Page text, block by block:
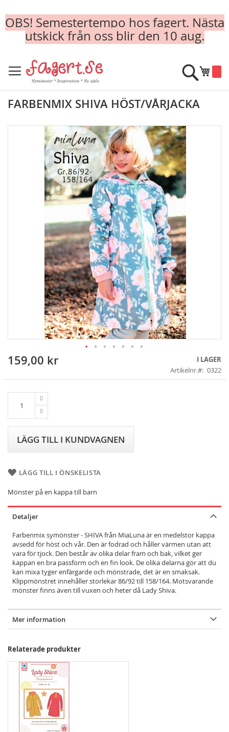
OBS! Semestertempo hos fagert. Nästa
utskick från oss blir den 10 aug.
to
Content
Min
Sök
FARBENMIX SHIVA HÖST/VÅRJACKA
Skip
the
159,00 kr
I LAGER
Artikelnr.
0322
LÄGG TILL I KUNDVAGNEN
LÄGG TILL I ÖNSKELISTA
Mönster på en kappa till barn
Detaljer
Farbenmix symönster - SHIVA från MiaLuna är en medelstor kappa
avsedd för höst och vår. Den är fodrad och håller värmen utan att
vara för tjock. Den består av olika delar fram och bak, vilket ger
kappan en bra passform och en fin look. De olika delarna gör att du
kan mixa tyger enfärgarde och mönstrade, det är en smaksak.
Klippmönstret innehåller storlekar 86/92 till 158/164. Motsvarande
mönster finns även till vuxen och heter då Lady Shiva.
Mer information
Relaterade produkter